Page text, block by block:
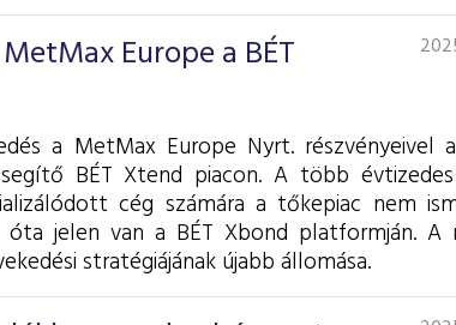
Europe a BÉT
a MetMax Europe Nyrt. részvényeivel
BÉT Xtend piacon. A több
cég számára a tőkepiac nem
jelen van a BÉT Xbond platformján. A
stratégiájának újabb állomása.